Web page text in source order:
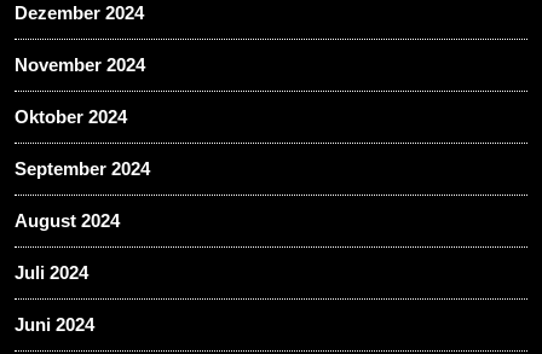
Dezember 2024
November 2024
Oktober 2024
September 2024
August 2024
Juli 2024
Juni 2024